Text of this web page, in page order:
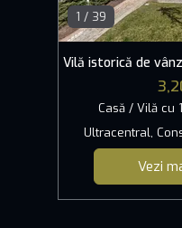
1 / 39
Vilă istorică de
Casă / Vilă cu
Ultracentral,
Vezi